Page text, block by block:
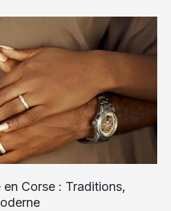
Corse : Traditions,